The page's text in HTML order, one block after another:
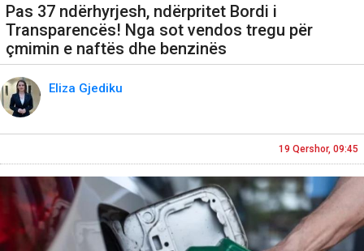
Pas 37 ndërhyrjesh, ndërpritet Bordi i
Transparencës! Nga sot vendos tregu për
çmimin e naftës dhe benzinës
Eliza Gjediku
19 Qershor, 09:45